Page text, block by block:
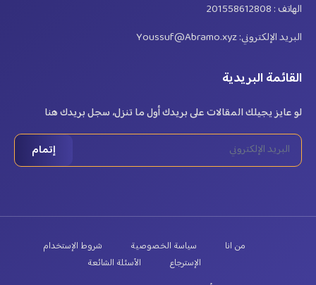
الهاتف : 201558612808
البريد الإلكتروني: Youssuf@Abramo.xyz
القائمة البريدية
لو عايز يجيلك المقالات على بريدك أول ما تنزل، سجل بريدك هنا
إتمام
من انا سياسة الخصوصية
شروط الإستخدام
الإسترجاع
الأسئلة الشائعة